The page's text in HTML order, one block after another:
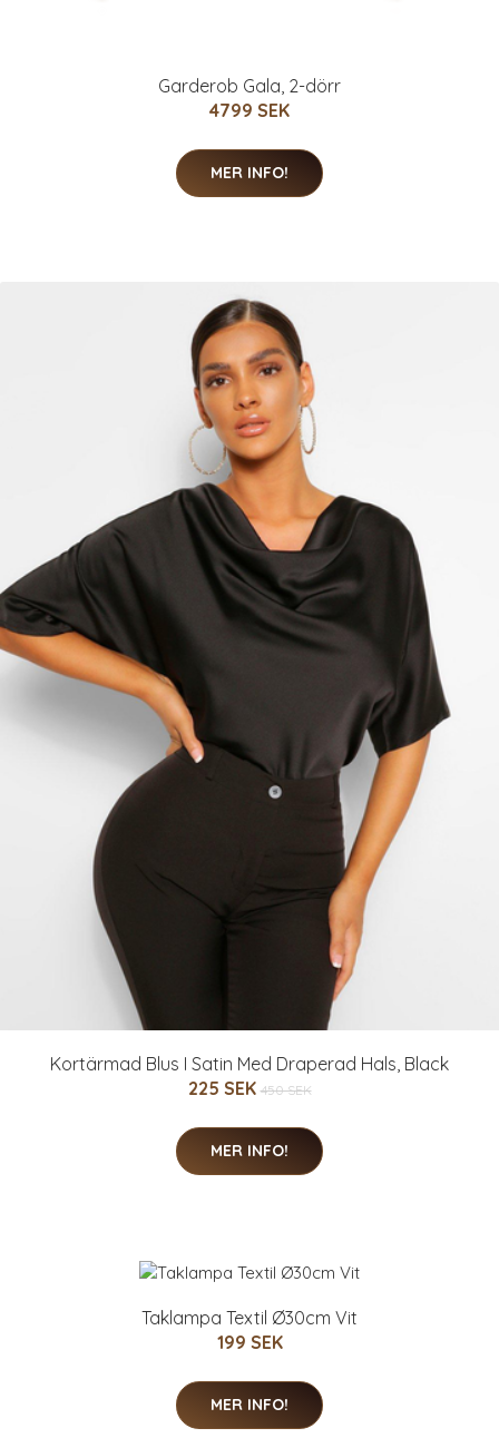
Garderob Gala, 2-dörr
4799 SEK
MER INFO!
Kortärmad Blus I Satin Med Draperad Hals, Black
225 SEK 450 SEK
MER INFO!
Taklampa Textil Ø30cm Vit
199 SEK
MER INFO!